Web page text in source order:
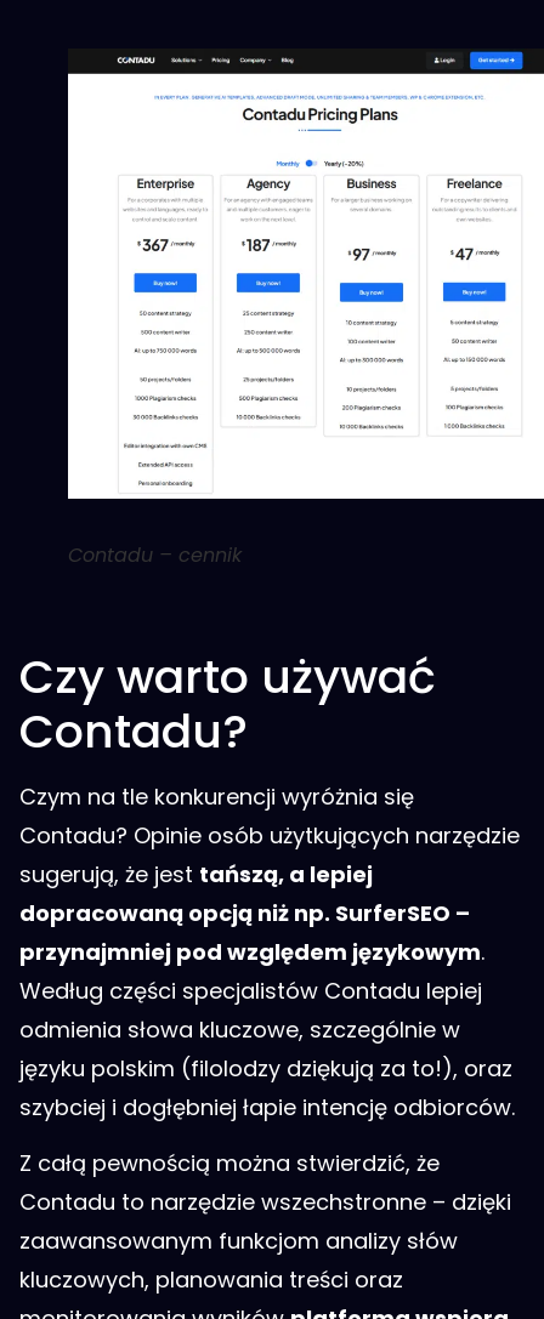
Contadu – cennik
Czy warto używać
Contadu?
Czym na tle konkurencji wyróżnia się
Contadu? Opinie osób użytkujących narzędzie
sugerują, że jest tańszą, a lepiej
dopracowaną opcją niż np. SurferSEO –
przynajmniej pod względem językowym.
Według części specjalistów Contadu lepiej
odmienia słowa kluczowe, szczególnie w
języku polskim (filolodzy dziękują za to!), oraz
szybciej i dogłębniej łapie intencję odbiorców.
Z całą pewnością można stwierdzić, że
Contadu to narzędzie wszechstronne – dzięki
zaawansowanym funkcjom analizy słów
kluczowych, planowania treści oraz